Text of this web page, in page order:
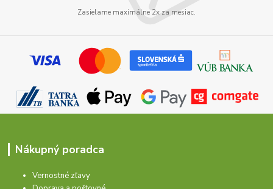
Zasielame maximálne 2x za mesiac.
Nákupný poradca
Vernostné zľavy